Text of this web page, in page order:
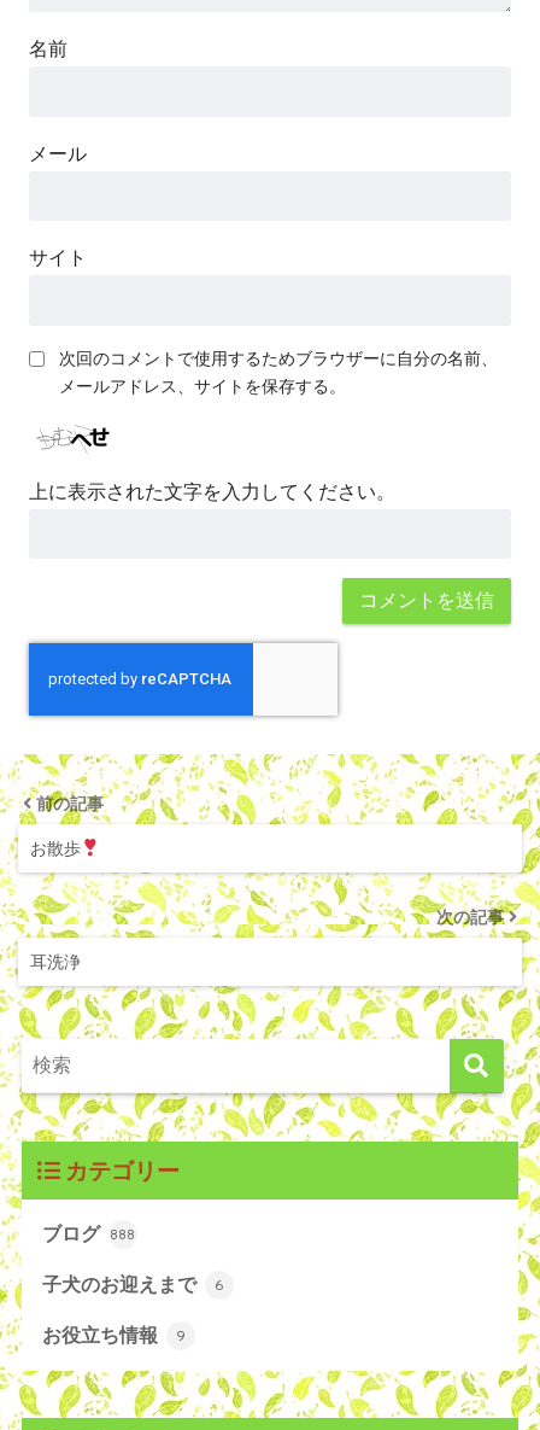
名前
メール
サイト
次回のコメントで使用するためブラウザーに自分の名前、
メールアドレス、サイトを保存する。
上に表示された文字を入力してください。
前の記事
お散歩
次の記事
耳洗浄
カテゴリー
ブログ 888
子犬のお迎えまで 6
お役立ち情報 9